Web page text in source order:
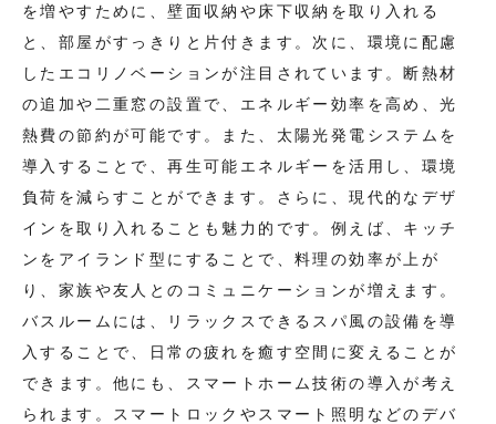
を増やすために、壁面収納や床下収納を取り入れる
と、部屋がすっきりと片付きます。次に、環境に配慮
したエコリノベーションが注目されています。断熱材
の追加や二重窓の設置で、エネルギー効率を高め、光
熱費の節約が可能です。また、太陽光発電システムを
導入することで、再生可能エネルギーを活用し、環境
負荷を減らすことができます。さらに、現代的なデザ
インを取り入れることも魅力的です。例えば、キッチ
ンをアイランド型にすることで、料理の効率が上が
り、家族や友人とのコミュニケーションが増えます。
バスルームには、リラックスできるスパ風の設備を導
入することで、日常の疲れを癒す空間に変えることが
できます。他にも、スマートホーム技術の導入が考え
られます。スマートロックやスマート照明などのデバ